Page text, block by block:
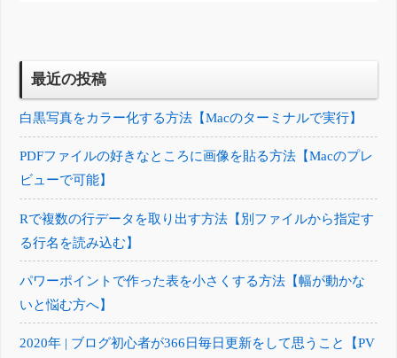
最近の投稿
白黒写真をカラー化する方法【Macのターミナルで実行】
PDFファイルの好きなところに画像を貼る方法【Macのプレ
ビューで可能】
Rで複数の行データを取り出す方法【別ファイルから指定す
る行名を読み込む】
パワーポイントで作った表を小さくする方法【幅が動かな
いと悩む方へ】
2020年 | ブログ初心者が366日毎日更新をして思うこと【PV